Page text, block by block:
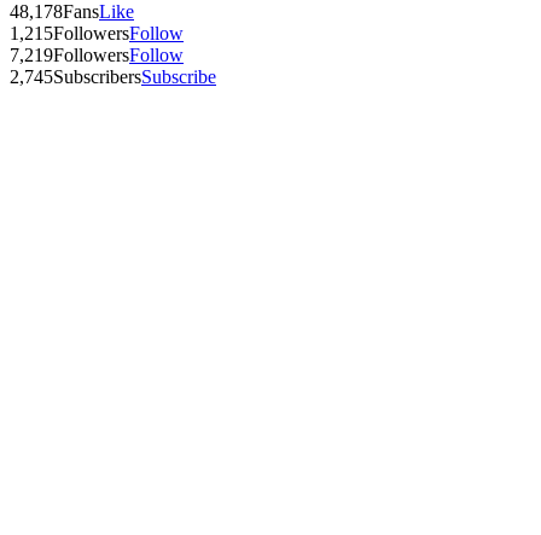
48,178FansLike
1,215FollowersFollow
7,219FollowersFollow
2,745SubscribersSubscribe